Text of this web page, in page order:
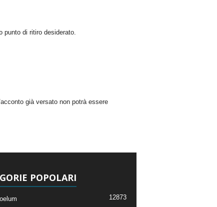
punto di ritiro desiderato.
già versato non potrà essere
POPOLARI
12873